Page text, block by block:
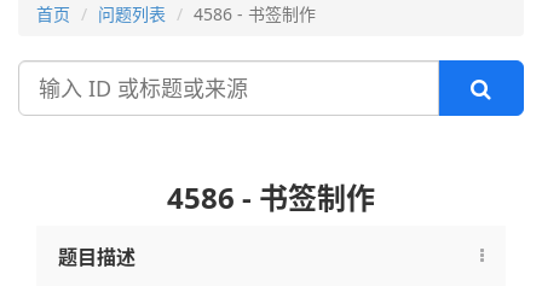
首页 问题列表 4586 - 书签制作
搜
4586 - 书签制作
题目描述